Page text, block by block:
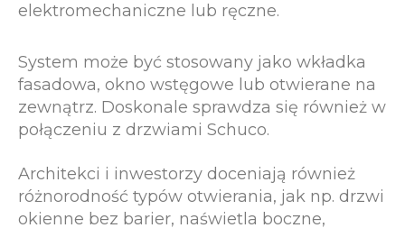
elektromechaniczne lub ręczne.
System może być stosowany jako wkładka
fasadowa, okno wstęgowe lub otwierane na
zewnątrz. Doskonale sprawdza się również w
połączeniu z drzwiami Schuco.
Architekci i inwestorzy doceniają również
różnorodność typów otwierania, jak np. drzwi
okienne bez barier, naświetla boczne,